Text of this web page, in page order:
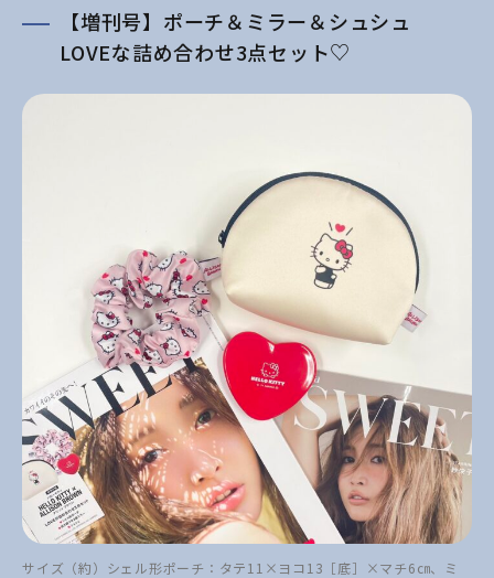
【増刊号】ポーチ＆ミラー＆シュシュ
LOVEな詰め合わせ3点セット♡
サイズ（約）シェル形ポーチ：タテ11×ヨコ13［底］×マチ6㎝、ミ